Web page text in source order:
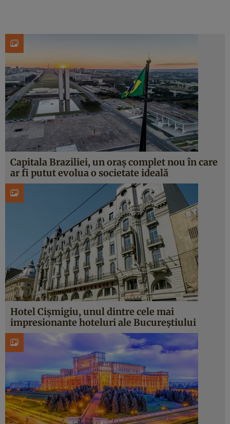
Capitala Braziliei, un oraș complet nou în care
ar fi putut evolua o societate ideală
Hotel Cișmigiu, unul dintre cele mai
impresionante hoteluri ale Bucureștiului